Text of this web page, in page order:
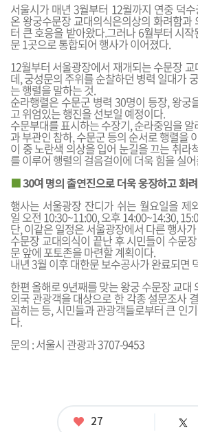
서울시가 매년 3월부터 12월까지 연중 덕
온 왕궁수문장 교대의식은의상의 화려함
터 큰 호응을 받아왔다.그러나 6월부터 시
문 1곳으로 통합되어 행사가 이어졌다.
12월부터 서울광장에서 재개되는 수문장
데, 궁성문의 주위를 순찰하던 병력 일대가
는 행렬을 말하는 것.
순라행렬은 수문군 병력 30명이 등장, 왕
고 위엄있는 행진을 선보일 예정이다.
수문부대를 표시하는 수장기, 순라중임을
과 부관인 참하, 수문군 등의 순서로 행렬을
이 중 노란색 의상을 입어 눈길을 끄는 취라
를 이루어 행렬의 걸음걸이에 더욱 힘을 실
■30여 명의 출연진으로 더욱 웅장하고 화
행사는 서울광장 잔디가 쉬는 월요일을 제
일 오전 10:30~11:00, 오후 14:00~14:30,
단, 이같은 일정은 서울광장에서 다른 행사
수문장 교대의식이 끝난 후 시민들이 수문
문 앞에 포토존을 마련할 계획이다.
내년 3월 이후 대한문 보수공사가 완료되면
한편 올해로 9년째를 맞는 왕궁 수문장 교
외국 관광객을 대상으로 한 각종 설문조사
꼽히는 등, 시민들과 관광객들로부터 큰 인
다.
문의 : 서울시 관광과 3707-9453
좋
27 트